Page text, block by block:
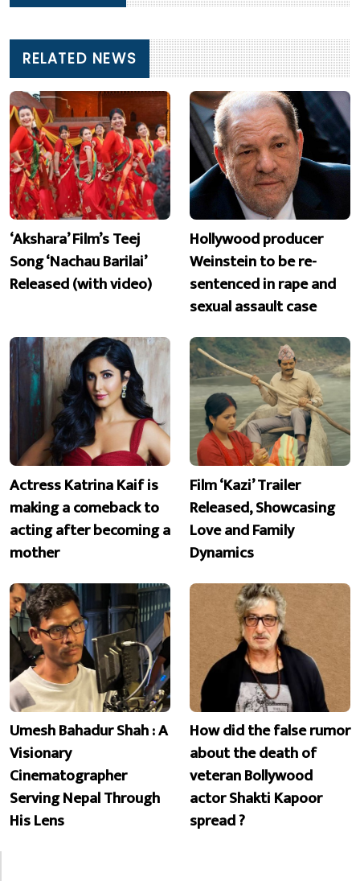
RELATED NEWS
‘Akshara’ Film’s Teej
Song ‘Nachau Barilai’
Released (with video)
Hollywood producer
Weinstein to be re-
sentenced in rape and
sexual assault case
Actress Katrina Kaif is
making a comeback to
acting after becoming a
mother
Film ‘Kazi’ Trailer
Released, Showcasing
Love and Family
Dynamics
Umesh Bahadur Shah : A
Visionary
Cinematographer
Serving Nepal Through
His Lens
How did the false rumor
about the death of
veteran Bollywood
actor Shakti Kapoor
spread ?